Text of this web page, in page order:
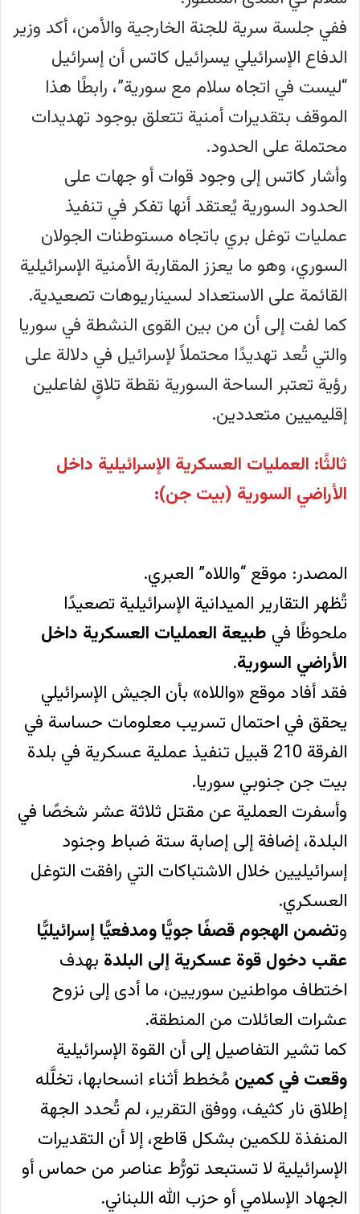
ففي جلسة سرية للجنة الخارجية والأمن، أكد وزير
الدفاع الإسرائيلي يسرائيل كاتس أن إسرائيل
“ليست في اتجاه سلام مع سورية”، رابطًا هذا
الموقف بتقديرات أمنية تتعلق بوجود تهديدات
محتملة على الحدود.
وأشار كاتس إلى وجود قوات أو جهات على
الحدود السورية يُعتقد أنها تفكر في تنفيذ
عمليات توغل بري باتجاه مستوطنات الجولان
السوري، وهو ما يعزز المقاربة الأمنية الإسرائيلية
القائمة على الاستعداد لسيناريوهات تصعيدية.
كما لفت إلى أن من بين القوى النشطة في سوريا
والتي تُعد تهديدًا محتملاً لإسرائيل في دلالة على
رؤية تعتبر الساحة السورية نقطة تلاقٍ لفاعلين
إقليميين متعددين.
ثالثًا: العمليات العسكرية الإسرائيلية داخل
الأراضي السورية (بيت جن):
المصدر: موقع “واللاه” العبري.
تُظهر التقارير الميدانية الإسرائيلية تصعيدًا
ملحوظًا في طبيعة العمليات العسكرية داخل
الأراضي السورية.
فقد أفاد موقع «واللاه» بأن الجيش الإسرائيلي
يحقق في احتمال تسريب معلومات حساسة في
الفرقة 210 قبيل تنفيذ عملية عسكرية في بلدة
بيت جن جنوبي سوريا.
وأسفرت العملية عن مقتل ثلاثة عشر شخصًا في
البلدة، إضافة إلى إصابة ستة ضباط وجنود
إسرائيليين خلال الاشتباكات التي رافقت التوغل
العسكري.
وتضمن الهجوم قصفًا جويًّا ومدفعيًّا إسرائيليًّا
عقب دخول قوة عسكرية إلى البلدة بهدف
اختطاف مواطنين سوريين، ما أدى إلى نزوح
عشرات العائلات من المنطقة.
كما تشير التفاصيل إلى أن القوة الإسرائيلية
وقعت في كمين مُخطط أثناء انسحابها، تخلَّله
إطلاق نار كثيف، ووفق التقرير، لم تُحدد الجهة
المنفذة للكمين بشكل قاطع، إلا أن التقديرات
الإسرائيلية لا تستبعد تورُّط عناصر من حماس أو
الجهاد الإسلامي أو حزب الله اللبناني.